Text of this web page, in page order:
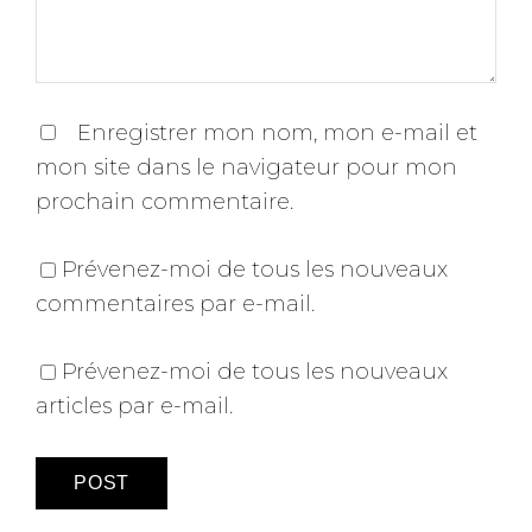
Enregistrer mon nom, mon e-mail et
mon site dans le navigateur pour mon
prochain commentaire.
Prévenez-moi de tous les nouveaux
commentaires par e-mail.
Prévenez-moi de tous les nouveaux
articles par e-mail.